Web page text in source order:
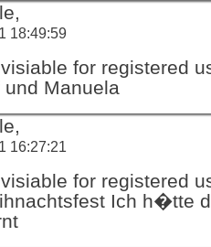
18:49:59
for registered
Manuela
16:27:21
for registered
Ich h�tte